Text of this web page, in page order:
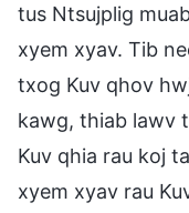
tus Ntsujplig
xyem xyav. Tib
txog Kuv qhov
kawg, thiab lawv
Kuv qhia rau koj
xyem xyav rau